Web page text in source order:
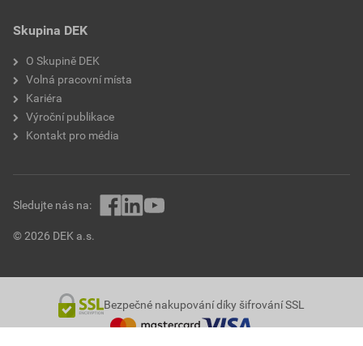
Skupina DEK
O Skupině DEK
Volná pracovní místa
Kariéra
Výroční publikace
Kontakt pro média
© 2026 DEK a.s.
Sledujte nás na:
Bezpečné nakupování díky šifrování SSL